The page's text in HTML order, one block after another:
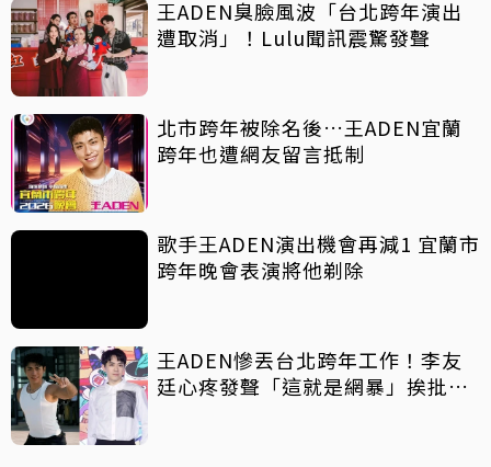
王ADEN臭臉風波「台北跨年演出
遭取消」！Lulu聞訊震驚發聲
北市跨年被除名後…王ADEN宜蘭
跨年也遭網友留言抵制
歌手王ADEN演出機會再減1 宜蘭市
跨年晚會表演將他剃除
王ADEN慘丟台北跨年工作！李友
廷心疼發聲「這就是網暴」挨批秒